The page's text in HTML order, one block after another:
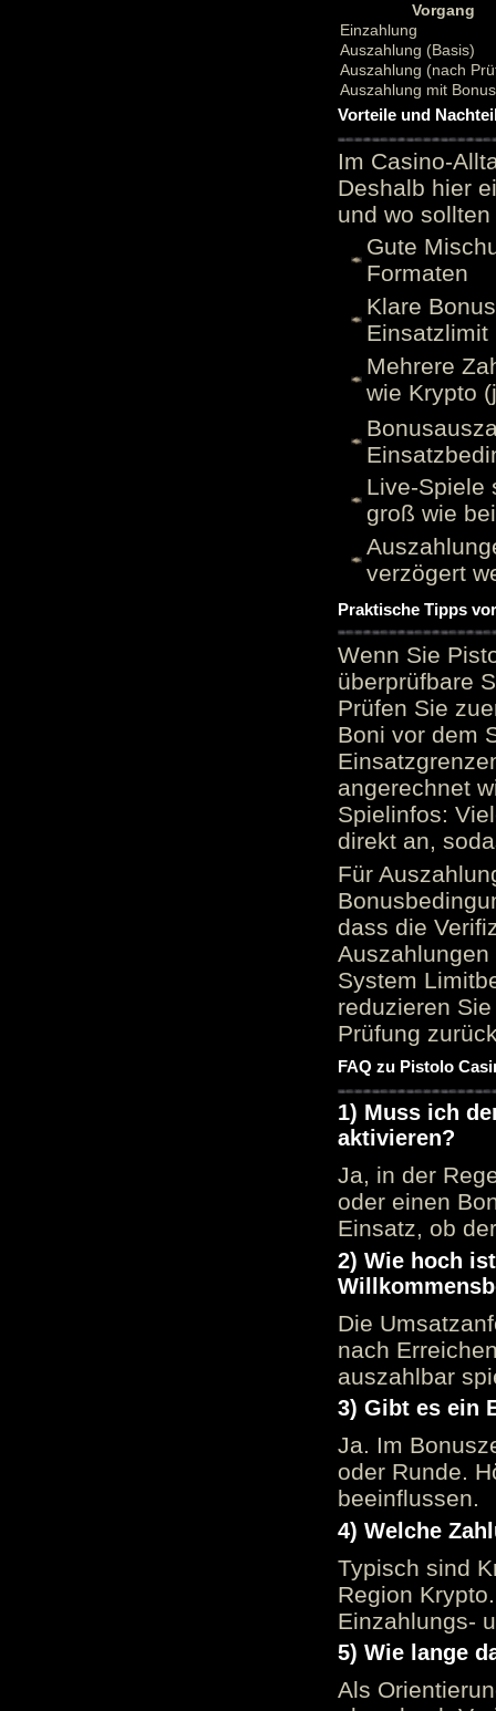
Vorgang
Einzahlung
Auszahlung (Basis)
Auszahlung (nach
Auszahlung mit
Vorteile und
Im Casino-
Deshalb hier
und wo
Gute
Formaten
Klare
Einsatzlimit
Mehrere
wie Krypto
Live-Spiele
groß wie
verzögert
Praktische Tipps
Wenn Sie
überprüfbare
Prüfen Sie
Boni vor dem
angerechnet
Spielinfos:
direkt an,
Für
dass die
System
reduzieren
Prüfung
FAQ zu Pistolo
1) Muss ich
aktivieren?
Ja, in der
oder einen
Einsatz, ob
2) Wie hoch
Die
nach
auszahlbar
3) Gibt es ein
Ja. Im
oder Runde.
beeinflussen.
4) Welche
Typisch sind
Region
Einzahlungs-
5) Wie lange
Als